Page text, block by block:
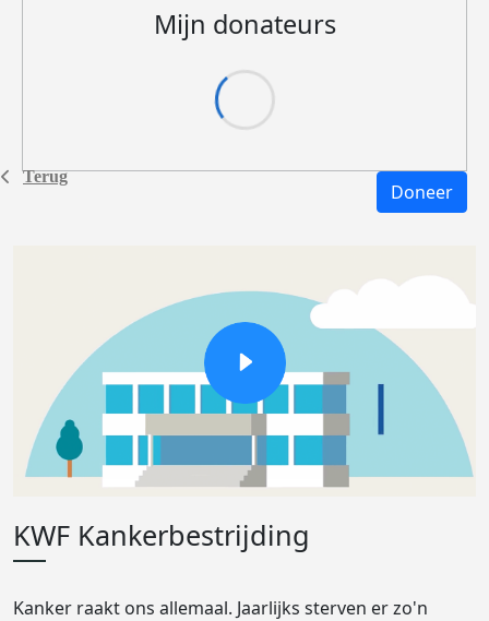
Terug
Mijn donateurs
Doneer
KWF Kankerbestrijding
Kanker raakt ons allemaal. Jaarlijks sterven er zo'n